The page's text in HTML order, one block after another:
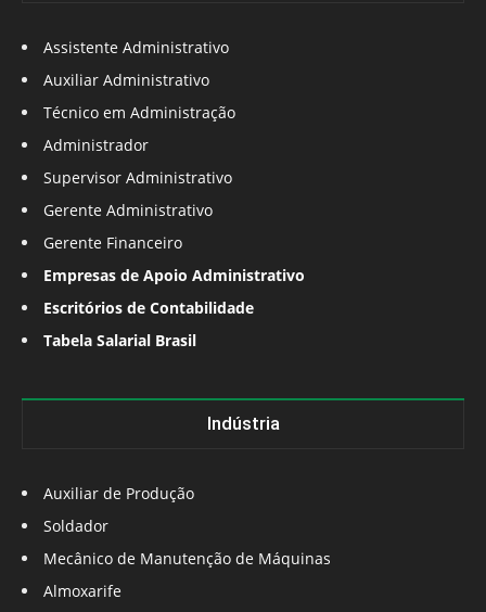
Assistente Administrativo
Auxiliar Administrativo
Técnico em Administração
Administrador
Supervisor Administrativo
Gerente Administrativo
Gerente Financeiro
Empresas de Apoio Administrativo
Escritórios de Contabilidade
Tabela Salarial Brasil
Indústria
Auxiliar de Produção
Soldador
Mecânico de Manutenção de Máquinas
Almoxarife